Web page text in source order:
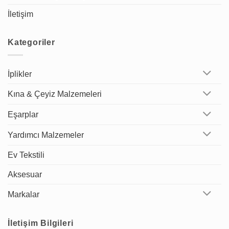
İletişim
Kategoriler
İplikler
Kına & Çeyiz Malzemeleri
Eşarplar
Yardımcı Malzemeler
Ev Tekstili
Aksesuar
Markalar
İletişim Bilgileri